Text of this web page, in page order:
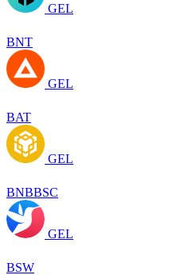
GEL
BNT
GEL
BAT
GEL
BNBBSC
GEL
BSW